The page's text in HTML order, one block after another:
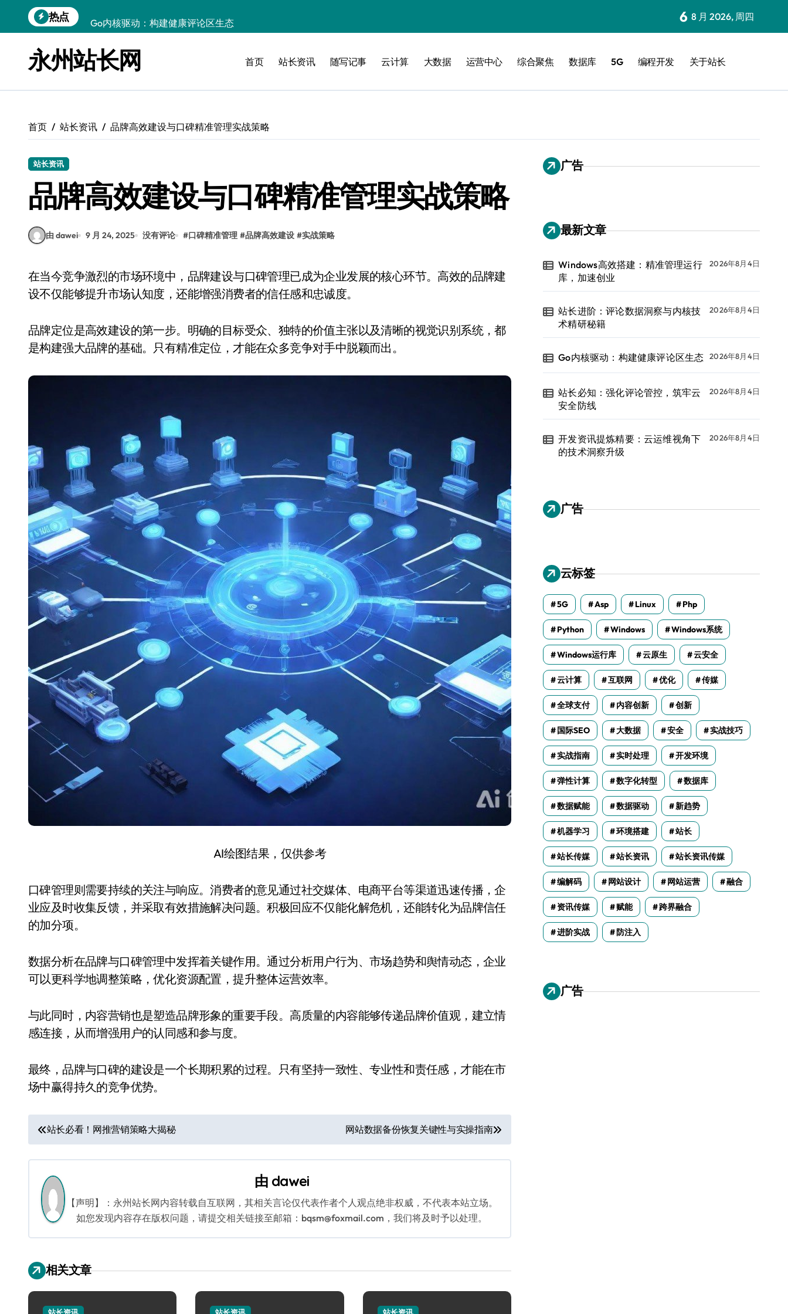
到
热点
Go内核驱动：构建健康评论区生态
开发资讯提炼精要：云运维视角下的技术洞察升级
Windows运行库高效管理核心策略
云安全护航传媒：数据驱动新防线
弹性计算赋能Android云架构性能跃迁
Windows高效搭建：精准管理运行库，加速创业
6 8 月 2026, 周四
永州站长网 首页 站长资讯 随写记事 云计算 大数据 运营中心 综合聚焦 数据库 5G 编程开发 关于站长
首页 站长资讯 品牌高效建设与口碑精准管理实战策略
站长资讯
品牌高效建设与口碑精准管理实战策略
由 dawei 9 月 24, 2025 没有评论 #口碑精准管理 #品牌高效建设 #实战策略
在当今竞争激烈的市场环境中，品牌建设与口碑管理已成为企业发展的核心环节。高效的品牌建
设不仅能够提升市场认知度，还能增强消费者的信任感和忠诚度。
品牌定位是高效建设的第一步。明确的目标受众、独特的价值主张以及清晰的视觉识别系统，都
是构建强大品牌的基础。只有精准定位，才能在众多竞争对手中脱颖而出。
AI绘图结果，仅供参考
口碑管理则需要持续的关注与响应。消费者的意见通过社交媒体、电商平台等渠道迅速传播，企
业应及时收集反馈，并采取有效措施解决问题。积极回应不仅能化解危机，还能转化为品牌信任
的加分项。
数据分析在品牌与口碑管理中发挥着关键作用。通过分析用户行为、市场趋势和舆情动态，企业
可以更科学地调整策略，优化资源配置，提升整体运营效率。
与此同时，内容营销也是塑造品牌形象的重要手段。高质量的内容能够传递品牌价值观，建立情
感连接，从而增强用户的认同感和参与度。
最终，品牌与口碑的建设是一个长期积累的过程。只有坚持一致性、专业性和责任感，才能在市
场中赢得持久的竞争优势。
文
章
导
航
站长必看！网推营销策略大揭秘 网站数据备份恢复关键性与实操指南
由 dawei
【声明】：永州站长网内容转载自互联网，其相关言论仅代表作者个人观点绝非权威，不代表本站立场。
如您发现内容存在版权问题，请提交相关链接至邮箱：bqsm@foxmail.com，我们将及时予以处理。
相关文章
广告
最新文章
Windows高效搭建：精准管理运行
库，加速创业
2026年8月4日
站长进阶：评论数据洞察与内核技
术精研秘籍
2026年8月4日
Go内核驱动：构建健康评论区生态 2026年8月4日
站长必知：强化评论管控，筑牢云
安全防线
2026年8月4日
开发资讯提炼精要：云运维视角下
的技术洞察升级
2026年8月4日
广告
云标签
5G Asp Linux Php
Python Windows Windows系统
Windows运行库 云原生 云安全
云计算 互联网 优化 传媒
全球支付 内容创新 创新
国际SEO 大数据 安全 实战技巧
实战指南 实时处理 开发环境
弹性计算 数字化转型 数据库
数据赋能 数据驱动 新趋势
机器学习 环境搭建 站长
站长传媒 站长资讯 站长资讯传媒
编解码 网站设计 网站运营 融合
资讯传媒 赋能 跨界融合
进阶实战 防注入
广告